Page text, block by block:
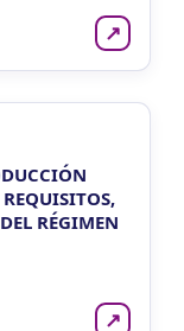
↗
RÉGIMEN
↗